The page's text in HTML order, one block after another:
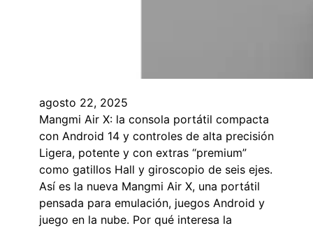
agosto 22, 2025
Mangmi Air X: la consola portátil compacta
con Android 14 y controles de alta precisión
Ligera, potente y con extras “premium”
como gatillos Hall y giroscopio de seis ejes.
Así es la nueva Mangmi Air X, una portátil
pensada para emulación, juegos Android y
juego en la nube. Por qué interesa la